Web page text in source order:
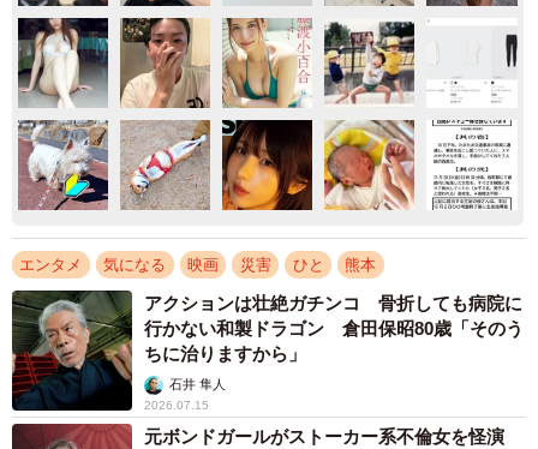
エンタメ 気になる 映画 災害 ひと 熊本
アクションは壮絶ガチンコ 骨折しても病院に
行かない和製ドラゴン 倉田保昭80歳「そのう
ちに治りますから」
石井 隼人
2026.07.15
元ボンドガールがストーカー系不倫女を怪演